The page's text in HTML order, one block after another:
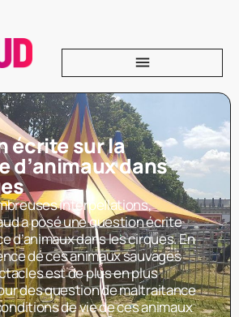
écrite sur la
d’animaux dans
interpellations,
a posé une question écrite
d’animaux dans les cirques. En
de ces animaux sauvages
est de plus en plus
des question de maltraitance
de vie de ces animaux